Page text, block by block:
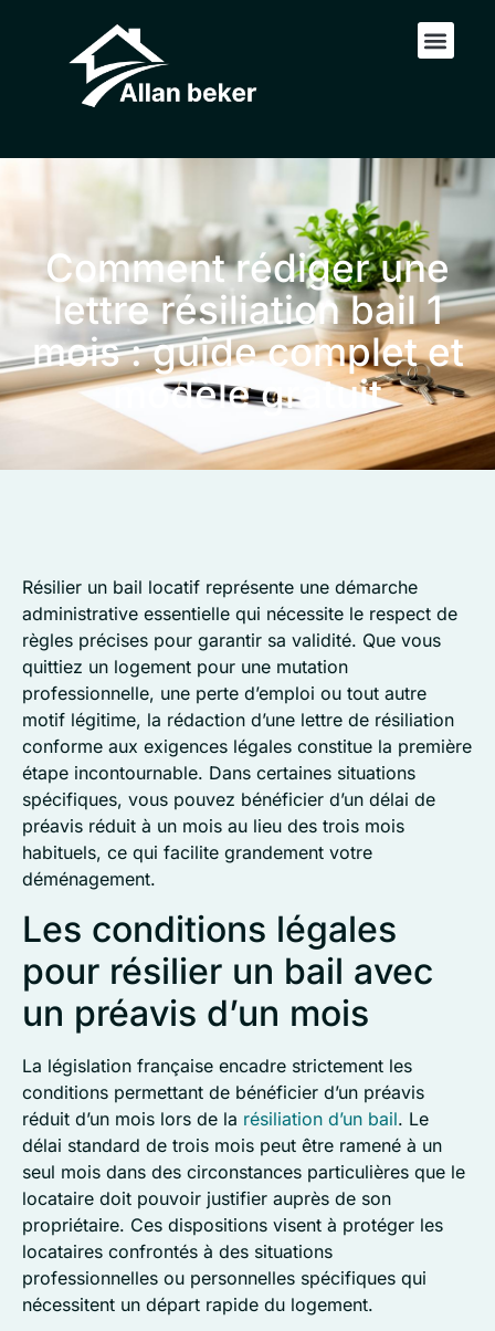
Comment rédiger une
lettre résiliation bail 1
mois : guide complet et
modèle gratuit
Résilier un bail locatif représente une démarche
administrative essentielle qui nécessite le respect de
règles précises pour garantir sa validité. Que vous
quittiez un logement pour une mutation
professionnelle, une perte d’emploi ou tout autre
motif légitime, la rédaction d’une lettre de résiliation
conforme aux exigences légales constitue la première
étape incontournable. Dans certaines situations
spécifiques, vous pouvez bénéficier d’un délai de
préavis réduit à un mois au lieu des trois mois
habituels, ce qui facilite grandement votre
déménagement.
Les conditions légales
pour résilier un bail avec
un préavis d’un mois
La législation française encadre strictement les
conditions permettant de bénéficier d’un préavis
réduit d’un mois lors de la résiliation d’un bail. Le
délai standard de trois mois peut être ramené à un
seul mois dans des circonstances particulières que le
locataire doit pouvoir justifier auprès de son
propriétaire. Ces dispositions visent à protéger les
locataires confrontés à des situations
professionnelles ou personnelles spécifiques qui
nécessitent un départ rapide du logement.